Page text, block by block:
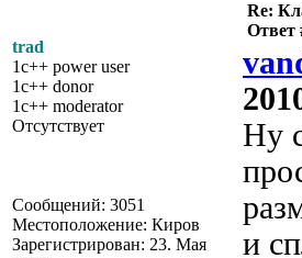
trad
1c++ power user
1c++ donor
1c++ moderator
Отсутствует
Сообщений: 3051
Местоположение: Киров
Зарегистрирован: 23. Мая
Re:
Ответ
Ну
и